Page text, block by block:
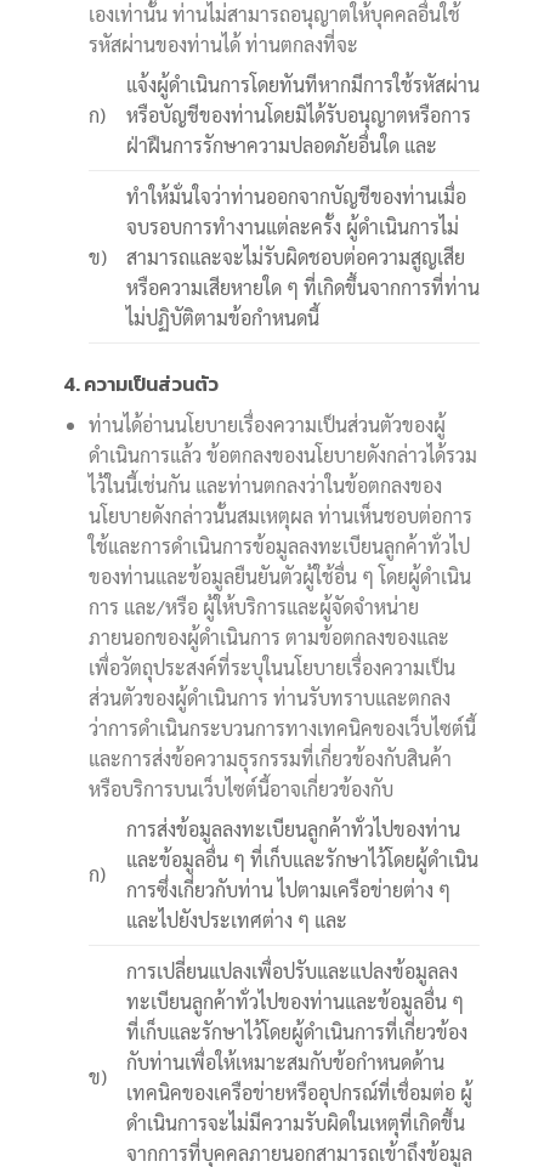
เองเท่านั้น ท่านไม่สามารถอนุญาตให้บุคคลอื่นใช้
รหัสผ่านของท่านได้ ท่านตกลงที่จะ
ก)
แจ้งผู้ดำเนินการโดยทันทีหากมีการใช้รหัสผ่าน
หรือบัญชีของท่านโดยมิได้รับอนุญาตหรือการ
ฝ่าฝืนการรักษาความปลอดภัยอื่นใด และ
ข)
ทำให้มั่นใจว่าท่านออกจากบัญชีของท่านเมื่อ
จบรอบการทำงานแต่ละครั้ง ผู้ดำเนินการไม่
สามารถและจะไม่รับผิดชอบต่อความสูญเสีย
หรือความเสียหายใด ๆ ที่เกิดขึ้นจากการที่ท่าน
ไม่ปฏิบัติตามข้อกำหนดนี้
4. ความเป็นส่วนตัว
ท่านได้อ่านนโยบายเรื่องความเป็นส่วนตัวของผู้
ดำเนินการแล้ว ข้อตกลงของนโยบายดังกล่าวได้รวม
ไว้ในนี้เช่นกัน และท่านตกลงว่าในข้อตกลงของ
นโยบายดังกล่าวนั้นสมเหตุผล ท่านเห็นชอบต่อการ
ใช้และการดำเนินการข้อมูลลงทะเบียนลูกค้าทั่วไป
ของท่านและข้อมูลยืนยันตัวผู้ใช้อื่น ๆ โดยผู้ดำเนิน
การ และ/หรือ ผู้ให้บริการและผู้จัดจำหน่าย
ภายนอกของผู้ดำเนินการ ตามข้อตกลงของและ
เพื่อวัตถุประสงค์ที่ระบุในนโยบายเรื่องความเป็น
ส่วนตัวของผู้ดำเนินการ ท่านรับทราบและตกลง
ว่าการดำเนินกระบวนการทางเทคนิคของเว็บไซต์นี้
และการส่งข้อความธุรกรรมที่เกี่ยวข้องกับสินค้า
หรือบริการบนเว็บไซต์นี้อาจเกี่ยวข้องกับ
ก)
การส่งข้อมูลลงทะเบียนลูกค้าทั่วไปของท่าน
และข้อมูลอื่น ๆ ที่เก็บและรักษาไว้โดยผู้ดำเนิน
การซึ่งเกี่ยวกับท่าน ไปตามเครือข่ายต่าง ๆ
และไปยังประเทศต่าง ๆ และ
ข)
การเปลี่ยนแปลงเพื่อปรับและแปลงข้อมูลลง
ทะเบียนลูกค้าทั่วไปของท่านและข้อมูลอื่น ๆ
ที่เก็บและรักษาไว้โดยผู้ดำเนินการที่เกี่ยวข้อง
กับท่านเพื่อให้เหมาะสมกับข้อกำหนดด้าน
เทคนิคของเครือข่ายหรืออุปกรณ์ที่เชื่อมต่อ ผู้
ดำเนินการจะไม่มีความรับผิดในเหตุที่เกิดขึ้น
จากการที่บุคคลภายนอกสามารถเข้าถึงข้อมูล